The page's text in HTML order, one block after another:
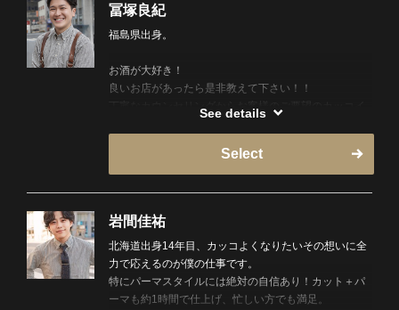
冨塚良紀
福島県出身。
お酒が大好き！
良いお店があったら是非教えて下さい！！
丁寧なカウンセリングからお客様のご要望のカッコイ
再現性の高いスタイル作ります！
カッコイイビジネススタイル、ショートスタイルお任
せ下さい！！
See details
Select
岩間佳祐
北海道出身14年目、カッコよくなりたいその想いに全
力で応えるのが僕の仕事です。
特にパーマスタイルには絶対の自信あり！カット＋パ
ーマも約1時間で仕上げ、忙しい方でも満足。